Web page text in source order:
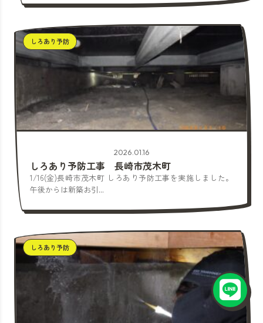
しろあり予防
2026.01.16
しろあり予防工事 長崎市茂木町
1/16(金)長崎市茂木町 しろあり予防工事を実施しました。
午後からは新築お引...
しろあり予防